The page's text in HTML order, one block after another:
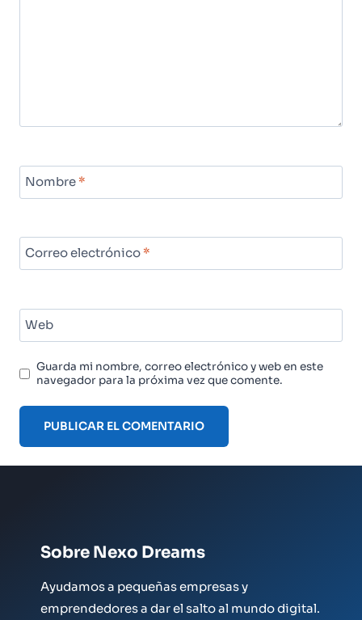
Nombre *
Correo electrónico *
Web
Guarda mi nombre, correo electrónico y web en este
navegador para la próxima vez que comente.
Sobre Nexo Dreams
Ayudamos a pequeñas empresas y
emprendedores a dar el salto al mundo digital.